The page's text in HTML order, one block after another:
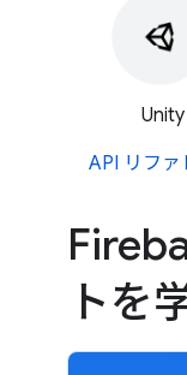
Unity
API リファ
トを